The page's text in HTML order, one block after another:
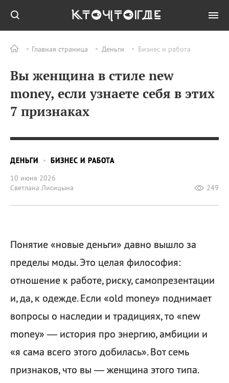
Главная страница Деньги Бизнес и работа
Вы женщина в стиле new
money, если узнаете себя в этих
7 признаках
ДЕНЬГИ
БИЗНЕС И РАБОТА
10 июня 2026
Светлана Лисицына
249
Понятие «новые деньги» давно вышло за
пределы моды. Это целая философия:
отношение к работе, риску, самопрезентации
и, да, к одежде. Если «old money» поднимает
вопросы о наследии и традициях, то «new
money» — история про энергию, амбиции и
«я сама всего этого добилась». Вот семь
признаков, что вы — женщина этого типа.